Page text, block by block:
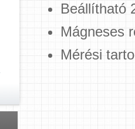
Beállítható
Mágneses
Mérési